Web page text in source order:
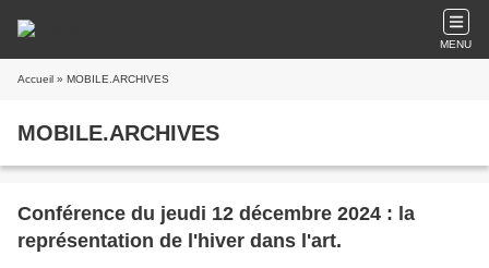
MENU
Accueil » MOBILE.ARCHIVES
MOBILE.ARCHIVES
Conférence du jeudi 12 décembre 2024 : la
représentation de l'hiver dans l'art.